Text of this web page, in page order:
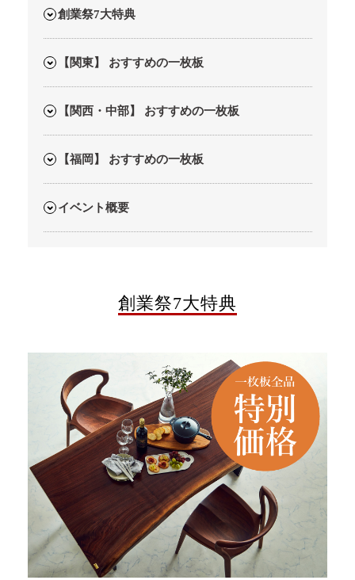
創業祭7大特典
【関東】 おすすめの一枚板
【関西・中部】 おすすめの一枚板
【福岡】 おすすめの一枚板
イベント概要
創業祭7大特典